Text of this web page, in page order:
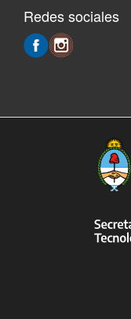
Redes sociales